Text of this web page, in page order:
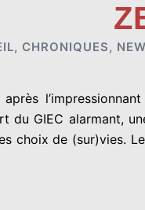
, CHRONIQUES,
l’impressionnant
du GIEC alarmant,
de (sur)vies.